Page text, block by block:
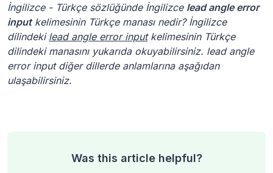
İngilizce - Türkçe sözlüğünde İngilizce lead angle error
inputkelimesinin Türkçe manası nedir? İngilizce
dilindeki lead angle error inputkelimesinin Türkçe
dilindeki manasını yukarıda okuyabilirsiniz. lead angle
error input diğer dillerde anlamlarına aşağıdan
ulaşabilirsiniz.
Was this article helpful?